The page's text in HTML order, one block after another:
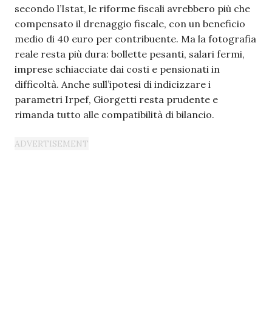
secondo l’Istat, le riforme fiscali avrebbero più che
compensato il drenaggio fiscale, con un beneficio
medio di 40 euro per contribuente. Ma la fotografia
reale resta più dura: bollette pesanti, salari fermi,
imprese schiacciate dai costi e pensionati in
difficoltà. Anche sull’ipotesi di indicizzare i
parametri Irpef, Giorgetti resta prudente e
rimanda tutto alle compatibilità di bilancio.